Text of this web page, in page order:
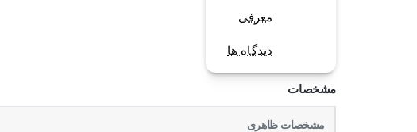
معرفی
دیدگاه ها
مشخصات
مشخصات ظاهری